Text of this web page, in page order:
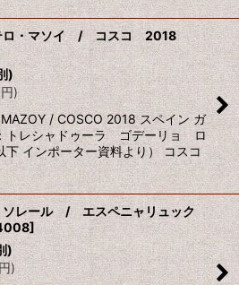
ロ・マソイ / コスコ 2018
)
円)
MAZOY / COSCO 2018 スペイン ガ
トレシャドゥーラ ゴデーリョ ロ
下 インポーター資料より） コスコ
ソレール / エスペニャリュック
]
)
円)